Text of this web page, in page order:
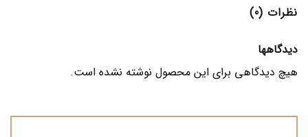
نظرات (0)
دیدگاهها
هیچ دیدگاهی برای این محصول نوشته نشده است.